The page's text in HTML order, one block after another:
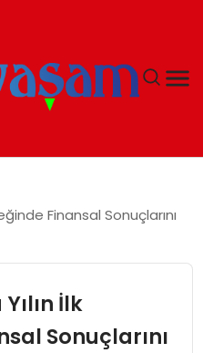
Finansal Sonuçlarını
İlk
Sonuçlarını